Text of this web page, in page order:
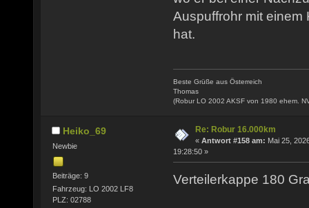
Auspuffrohr mit
hat.
Beste Grüße aus Österreich
Thomas
(Robur LO 2002 AKSF von 1980 ehem.
Heiko_69
Newbie
Beiträge: 9
Fahrzeug: LO 2002 LF8
PLZ: 02788
Re: Robur 16.000km
« Antwort #158 am: Mai 25,
19:28:50 »
Verteilerkappe 180